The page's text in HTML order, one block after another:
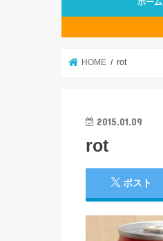
ホーム
HOME rot
2015.01.09
rot
ポスト